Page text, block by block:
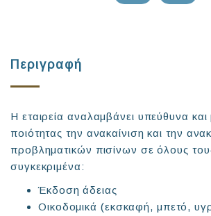
Περιγραφή
Η εταιρεία αναλαμβάνει υπεύθυνα
ποιότητας την ανακαίνιση και την
προβληματικών πισίνων σε όλους
συγκεκριμένα:
Έκδοση άδειας
Οικοδομικά (εκσκαφή, μπετό,